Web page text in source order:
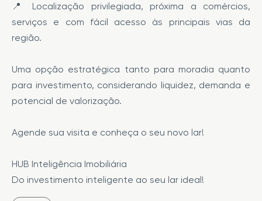
📍 Localização privilegiada, próxima a comércios,
serviços e com fácil acesso às principais vias da
região.
Uma opção estratégica tanto para moradia quanto
para investimento, considerando liquidez, demanda e
potencial de valorização.
Agende sua visita e conheça o seu novo lar!
HUB Inteligência Imobiliária
Do investimento inteligente ao seu lar ideal!